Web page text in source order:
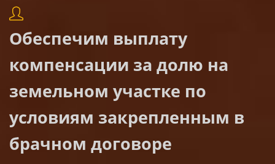
Обеспечим выплату
компенсации за долю на
земельном участке по
условиям закрепленным в
брачном договоре